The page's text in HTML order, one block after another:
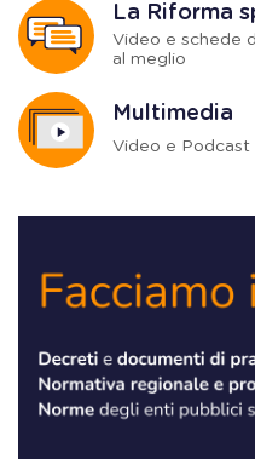
La Riforma
Video e schede
al meglio
Multimedia
Video e Podcast